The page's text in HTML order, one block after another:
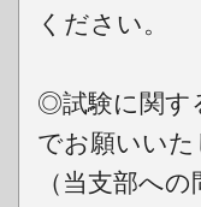
ください。
◎試験に関す
でお願いいた
（当支部へ